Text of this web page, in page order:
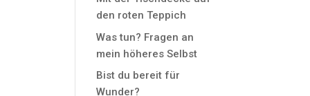
den roten Teppich
Was tun? Fragen an
mein höheres Selbst
Bist du bereit für
Wunder?